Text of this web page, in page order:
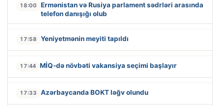
18:00
Ermənistan və Rusiya parlament sədrləri arasında
telefon danışığı olub
17:58 Yeniyetmənin meyiti tapıldı
17:44 MİQ-də növbəti vakansiya seçimi başlayır
17:33 Azərbaycanda BOKT ləğv olundu